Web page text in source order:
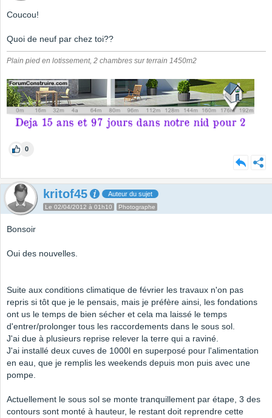
Coucou!
Quoi de neuf par chez toi??
Plain pied en lotissement, 2 chambres sur terrain 1450m2
0
kritof45 Auteur du sujet
Le 02/04/2012 à 01h10 Photographe
Bonsoir
Oui des nouvelles.
Suite aux conditions climatique de février les travaux n'on pas
repris si tôt que je le pensais, mais je préfère ainsi, les fondations
ont us le temps de bien sécher et cela ma laissé le temps
d'entrer/prolonger tous les raccordements dans le sous sol.
J'ai due à plusieurs reprise relever la terre qui a raviné.
J'ai installé deux cuves de 1000l en superposé pour l'alimentation
en eau, que je remplis les weekends depuis mon puis avec une
pompe.
Actuellement le sous sol se monte tranquillement par étape, 3 des
contours sont monté à hauteur, le restant doit reprendre cette